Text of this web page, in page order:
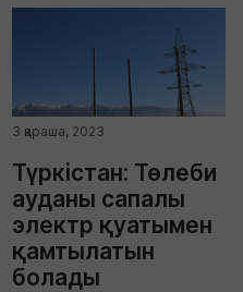
3 қараша, 2023
Түркістан: Төлеби
ауданы сапалы
электр қуатымен
қамтылатын
болады